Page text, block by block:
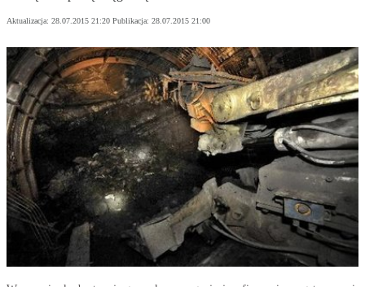
Aktualizacja: 28.07.2015 21:20 Publikacja: 28.07.2015 21:00